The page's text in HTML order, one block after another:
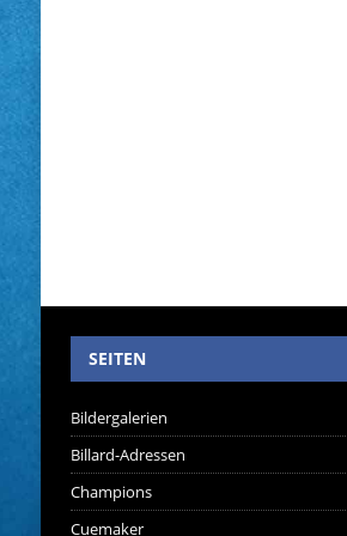
SEITEN
Bildergalerien
Billard-Adressen
Champions
Cuemaker